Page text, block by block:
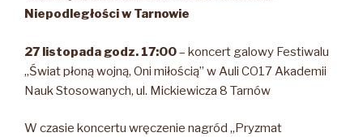
Niepodległości w Tarnowie
27 listopada godz. 17:00– koncert galowy Festiwalu
„Świat płoną wojną, Oni miłością” w Auli CO17 Akademii
Nauk Stosowanych, ul. Mickiewicza 8 Tarnów
W czasie koncertu wręczenie nagród „Pryzmat